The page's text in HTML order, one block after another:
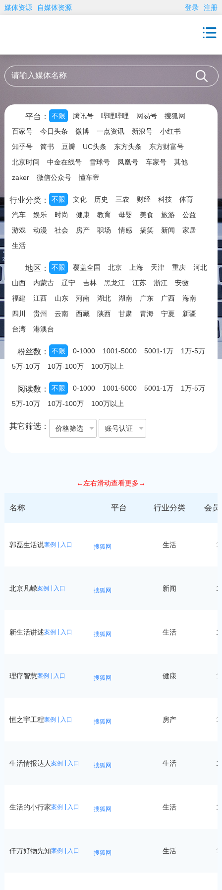
媒体资源 自媒体资源 登录 注册
平台： 不限 腾讯号 哔哩哔哩 网易号
搜狐网
百家号
今日头条 微博 一点资讯 新浪号
小红书
知乎号
简书 豆瓣 UC头条 东方头条
东方财富号
北京时间
中金在线号 雪球号 凤凰号 车家号
其他
zaker
微信公众号 懂车帝
行业分类： 不限 文化 历史 三农 财经 科技
体育
汽车
娱乐 时尚 健康 教育 母婴 美食 旅游
公益
游戏
动漫 社会 房产 职场 情感 搞笑 新闻
家居
生活
地区： 不限 覆盖全国 北京 上海 天津 重庆
河北
山西
内蒙古 辽宁 吉林 黑龙江 江苏 浙江
安徽
福建
江西 山东 河南 湖北 湖南 广东 广西
海南
四川
贵州 云南 西藏 陕西 甘肃 青海 宁夏
新疆
台湾
港澳台
粉丝数： 不限 0-1000 1001-5000 5001-1万
1万-5万
5万-10万
10万-100万 100万以上
阅读数： 不限 0-1000 1001-5000 5001-1万
1万-5万
5万-10万
10万-100万 100万以上
其它筛选： 价格筛选 账号认证
←左右滑动查看更多→
名称 平台 行业分类 会员
郭磊生活说案例 入口 搜狐网 生活
北京凡嵘案例 入口 搜狐网 新闻
新生活讲述案例 入口 搜狐网 生活
理疗智慧案例 入口 搜狐网 健康
恒之宇工程案例 入口 搜狐网 房产
生活情报达人 案例 入口 搜狐网 生活
生活的小行家案例 入口 搜狐网 生活
仟万好物先知案例 入口 搜狐网 生活